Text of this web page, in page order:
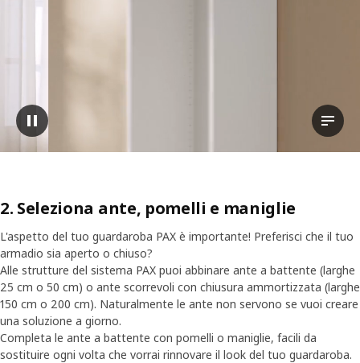
Sospendi video
2. Seleziona ante, pomelli e maniglie
L'aspetto del tuo guardaroba PAX è importante! Preferisci che il tuo
armadio sia aperto o chiuso?
Alle strutture del sistema PAX puoi abbinare ante a battente (larghe
25 cm o 50 cm) o ante scorrevoli con chiusura ammortizzata (larghe
150 cm o 200 cm). Naturalmente le ante non servono se vuoi creare
una soluzione a giorno.
Completa le ante a battente con pomelli o maniglie, facili da
sostituire ogni volta che vorrai rinnovare il look del tuo guardaroba.